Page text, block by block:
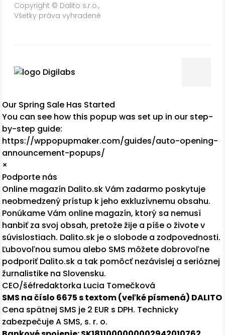
Copyright © Dalito s.r.o.,
Všetky práva vyhradené
Our Spring Sale Has Started
You can see how this popup was set up in our step-
by-step guide:
https://wppopupmaker.com/guides/auto-opening-
announcement-popups/
×
Podporte nás
Online magazín Dalito.sk Vám zadarmo poskytuje
neobmedzený prístup k jeho exkluzívnemu obsahu.
Ponúkame Vám online magazín, ktorý sa nemusí
hanbiť za svoj obsah, pretože žije a píše o živote v
súvislostiach. Dalito.sk je o slobode a zodpovednosti.
Ľubovoľnou sumou alebo SMS môžete dobrovoľne
podporiť Dalito.sk a tak pomôcť nezávislej a serióznej
žurnalistike na Slovensku.
CEO/šéfredaktorka Lucia Tomečková
SMS na číslo 6675 s textom (veľké písmená) DALITO
Cena spätnej SMS je 2 EUR s DPH. Technicky
zabezpečuje A SMS, s. r. o.